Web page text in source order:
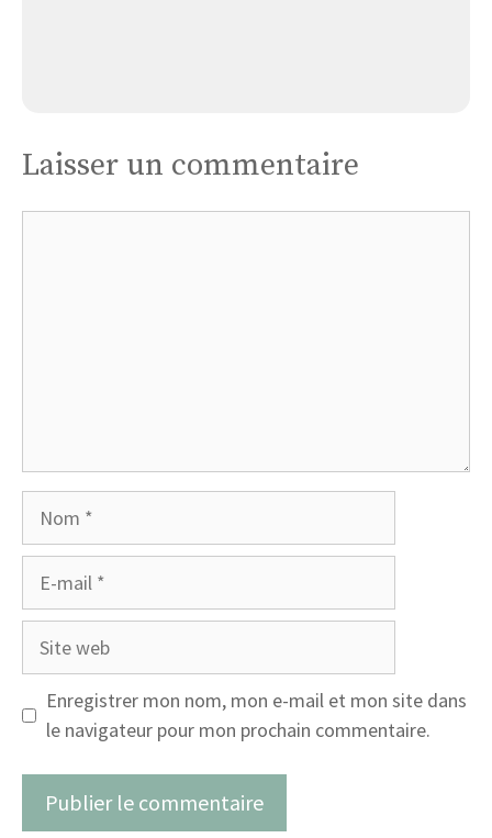
Laisser un commentaire
Site
Enregistrer mon nom, mon e-mail et mon site dans
le navigateur pour mon prochain commentaire.